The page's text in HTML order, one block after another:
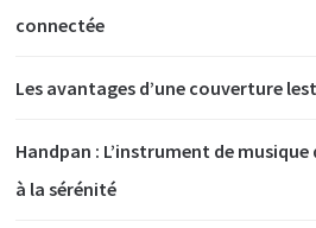
connectée
Les avantages d’une couverture
Handpan : L’instrument de
à la sérénité